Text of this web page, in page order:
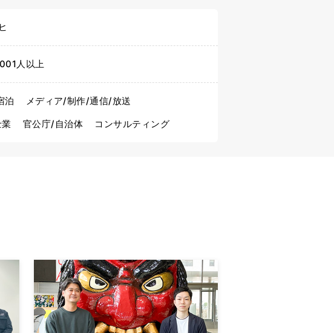
人以上
泊
メディア/制作/通信/放送
官公庁/自治体 コンサルティング